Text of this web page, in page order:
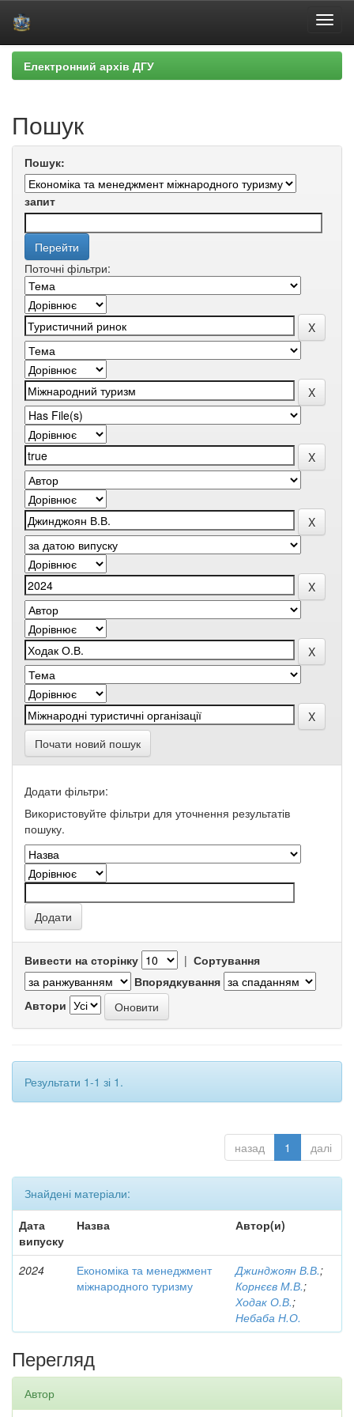
Skip
navigation
Електронний архів ДГУ
Пошук
Пошук:
запит
Поточні фільтри:
Почати новий пошук
Додати фільтри:
Використовуйте фільтри для уточнення результатів
пошуку.
Вивести на сторінку | Сортування
Впорядкування
Автори
Результати 1-1 зі 1.
назад 1 далі
Знайдені матеріали:
Дата
випуску
Назва Автор(и)
2024
Економіка та менеджмент
міжнародного туризму
Джинджоян В.В.;
Корнєєв М.В.;
Ходак О.В.;
Небаба Н.О.
Перегляд
Автор